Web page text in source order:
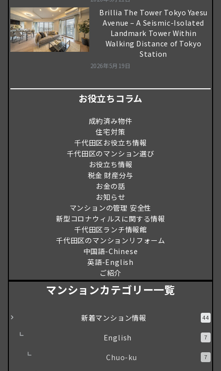
Brillia The Tower Tokyo Yaesu
Avenue – A Seismic-Isolated
Landmark Tower Within
Walking Distance of Tokyo
Station
2026年5月19日
お役立ちコラム
成約済み物件
住宅対策
千代田区お役立ち情報
千代田区のマンション選び
お役立ち情報
税金 財産分与
お金の話
お知らせ
マンションの管理 安全性
新型コロナウィルスに関する情報
千代田区ランチ情報館
千代田区のマンションリフォーム
中国語-Chinese
英語-English
ご紹介
マンションカテゴリー一覧
新着マンション情報 44
English 7
Chuo-ku 7